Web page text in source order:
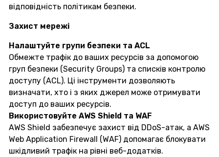
відповідність політикам безпеки.
Захист мережі
Налаштуйте групи безпеки та ACL
Обмежте трафік до ваших ресурсів за допомогою
груп безпеки (Security Groups) та списків контролю
доступу (ACL). Ці інструменти дозволяють
визначати, хто і з яких джерел може отримувати
доступ до ваших ресурсів.
Використовуйте AWS Shield та WAF
AWS Shield забезпечує захист від DDoS-атак, а AWS
Web Application Firewall (WAF) допомагає блокувати
шкідливий трафік на рівні веб-додатків.